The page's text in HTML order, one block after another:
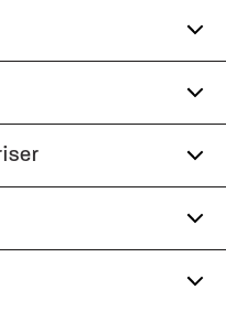
side.
ekstra
størrelse M.
gratis.